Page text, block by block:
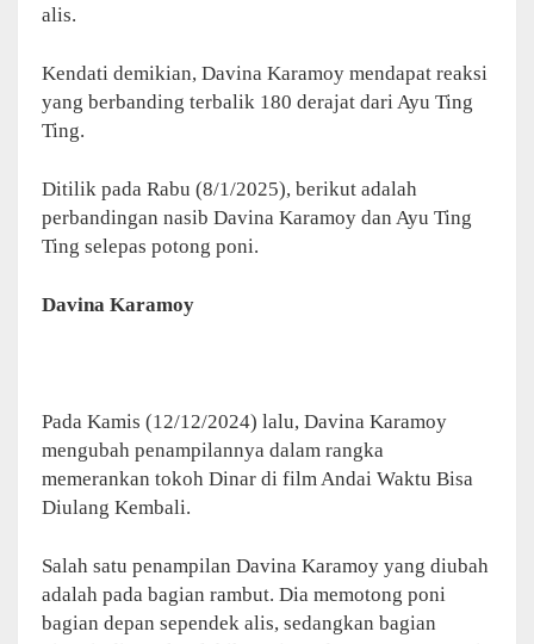
alis.
Kendati demikian, Davina Karamoy mendapat reaksi
yang berbanding terbalik 180 derajat dari Ayu Ting
Ting.
Ditilik pada Rabu (8/1/2025), berikut adalah
perbandingan nasib Davina Karamoy dan Ayu Ting
Ting selepas potong poni.
Davina Karamoy
Pada Kamis (12/12/2024) lalu, Davina Karamoy
mengubah penampilannya dalam rangka
memerankan tokoh Dinar di film Andai Waktu Bisa
Diulang Kembali.
Salah satu penampilan Davina Karamoy yang diubah
adalah pada bagian rambut. Dia memotong poni
bagian depan sependek alis, sedangkan bagian